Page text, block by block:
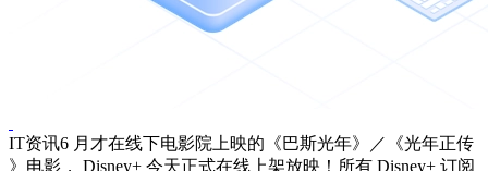
IT资讯6 月才在线下电影院上映的《巴斯光年》／《光年正传
》电影， Disney+ 今天正式在线上架放映！所有 Disney+ 订阅